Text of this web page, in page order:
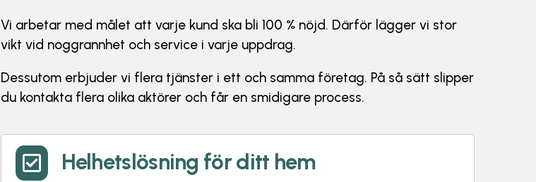
Vi arbetar med målet att varje kund ska bli 100 % nöjd. Därför lägger vi stor
vikt vid noggrannhet och service i varje uppdrag.
Dessutom erbjuder vi flera tjänster i ett och samma företag. På så sätt slipper
du kontakta flera olika aktörer och får en smidigare process.
 Helhetslösning för ditt hem